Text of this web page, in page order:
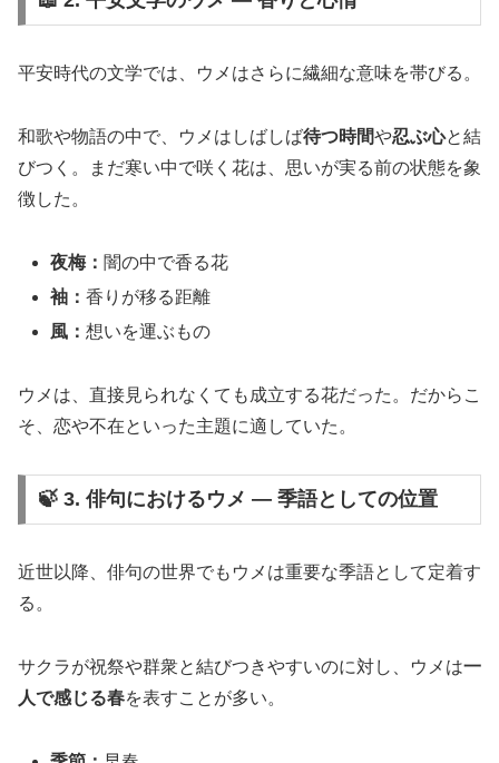
平安時代の文学では、ウメはさらに繊細な意味を帯びる。
和歌や物語の中で、ウメはしばしば待つ時間や忍ぶ心と結
びつく。まだ寒い中で咲く花は、思いが実る前の状態を象
徴した。
夜梅： 闇の中で香る花
袖：香りが移る距離
風：想いを運ぶもの
ウメは、直接見られなくても成立する花だった。だからこ
そ、恋や不在といった主題に適していた。
🍃 3. 俳句におけるウメ ― 季語としての位置
近世以降、俳句の世界でもウメは重要な季語として定着す
る。
サクラが祝祭や群衆と結びつきやすいのに対し、ウメは一
人で感じる春を表すことが多い。